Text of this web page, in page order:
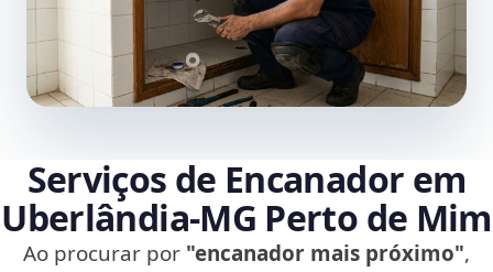
Serviços de Encanador em
Uberlândia‑MG Perto de Mim
Ao procurar por "encanador mais próximo",